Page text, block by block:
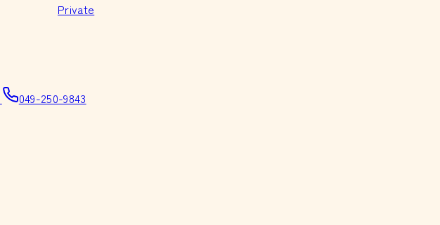
Private
049-250-9843